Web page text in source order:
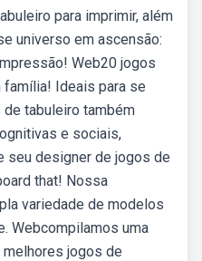
para imprimir, além
universo em ascensão:
Web20 jogos
família! Ideais para se
tabuleiro também
e sociais,
seu designer de jogos de
that! Nossa
variedade de modelos
Webcompilamos uma
jogos de